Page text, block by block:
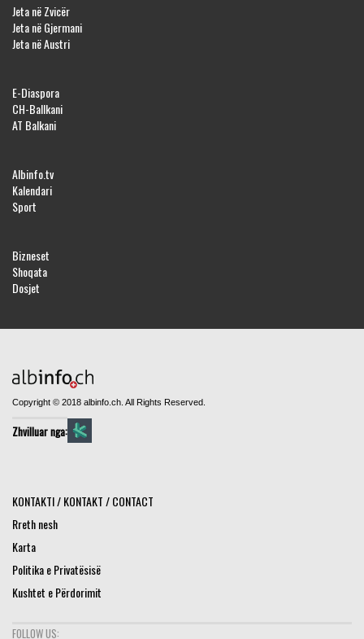
Jeta në Zvicër
Jeta në Gjermani
Jeta në Austri
E-Diaspora
CH-Ballkani
AT Balkani
Albinfo.tv
Kalendari
Sport
Bizneset
Shoqata
Dosjet
Copyright © 2018 albinfo.ch. All Rights Reserved.
Zhvilluar nga:
KONTAKTI / KONTAKT / CONTACT
Rreth nesh
Karta
Politika e Privatësisë
Kushtet e Përdorimit
FOLLOW US: